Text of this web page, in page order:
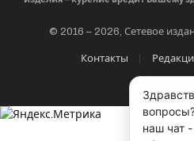
© 2016 – 2026, Сетевое
Контакты
наш чат